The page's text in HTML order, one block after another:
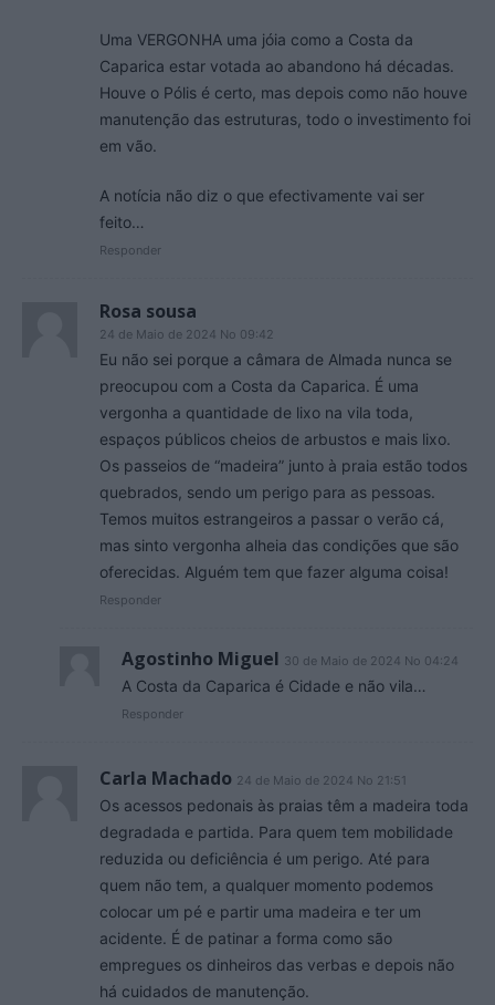
Uma VERGONHA uma jóia como a Costa da
Caparica estar votada ao abandono há décadas.
Houve o Pólis é certo, mas depois como não houve
manutenção das estruturas, todo o investimento foi
em vão.
A notícia não diz o que efectivamente vai ser
feito…
Responder
Rosa sousa
24 de Maio de 2024 No 09:42
Eu não sei porque a câmara de Almada nunca se
preocupou com a Costa da Caparica. É uma
vergonha a quantidade de lixo na vila toda,
espaços públicos cheios de arbustos e mais lixo.
Os passeios de “madeira” junto à praia estão todos
quebrados, sendo um perigo para as pessoas.
Temos muitos estrangeiros a passar o verão cá,
mas sinto vergonha alheia das condições que são
oferecidas. Alguém tem que fazer alguma coisa!
Responder
Agostinho Miguel 30 de Maio de 2024 No 04:24
A Costa da Caparica é Cidade e não vila…
Responder
Carla Machado 24 de Maio de 2024 No 21:51
Os acessos pedonais às praias têm a madeira toda
degradada e partida. Para quem tem mobilidade
reduzida ou deficiência é um perigo. Até para
quem não tem, a qualquer momento podemos
colocar um pé e partir uma madeira e ter um
acidente. É de patinar a forma como são
empregues os dinheiros das verbas e depois não
há cuidados de manutenção.